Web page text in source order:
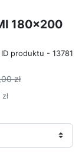
180x200
ID produktu - 13781
zł